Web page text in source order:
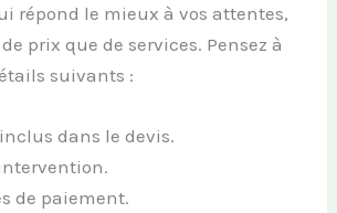
répond le mieux à vos attentes,
prix que de services. Pensez à
suivants :
dans le devis.
de paiement.